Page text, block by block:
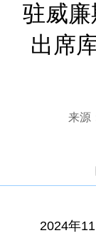
驻威
出席
来源
2024年